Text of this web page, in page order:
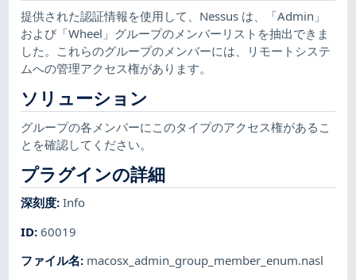
提供された認証情報を使用して、Nessus は、「Admin」
および「Wheel」グループのメンバーリストを抽出できま
した。これらのグループのメンバーには、リモートシステ
ムへの管理アクセス権があります。
ソリューション
グループの各メンバーにこのタイプのアクセス権があるこ
とを確認してください。
プラグインの詳細
深刻度:Info
ID:60019
ファイル名: macosx_admin_group_member_enum.nasl